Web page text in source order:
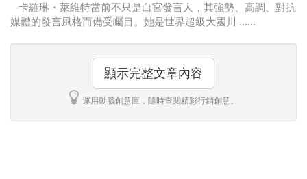
卡羅琳・萊維特當前不只是白宮發言人，其強勢、高調、對抗
媒體的發言風格而備受矚目。她是世界超級大國川 ......
顯示完整文章內容
運用動腦創意庫，隨時查閱精彩行銷創意。